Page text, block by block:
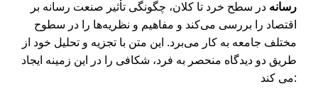
رسانه در سطح خرد تا کلان، چگونگی تأثیر صنعت رسانه بر
اقتصاد را بررسی می‌کند و مفاهیم و نظریه‌ها را در سطوح
مختلف جامعه به کار می‌برد. این متن با تجزیه و تحلیل خود از
طریق دو دیدگاه منحصر به فرد، شکافی را در این زمینه ایجاد
می کند: